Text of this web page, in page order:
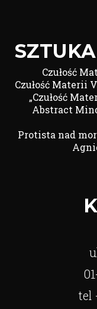
Czułość
Czułość Materii
„Czułość
Abstract
Protista nad
tel